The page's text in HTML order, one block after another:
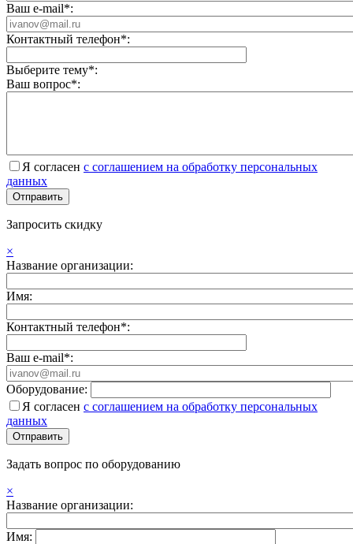
Ваш e-mail*:
Контактный телефон*:
Выберите тему*:
Ваш вопрос*:
Я согласен с соглашением на обработку персональных
данных
Запросить скидку
×
Название организации:
Имя:
Контактный телефон*:
Ваш e-mail*:
Оборудование:
Я согласен с соглашением на обработку персональных
данных
Задать вопрос по оборудованию
×
Название организации:
Имя: